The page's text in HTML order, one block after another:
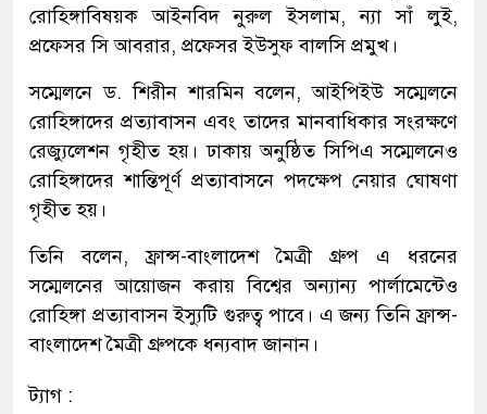
রোহিঙ্গাবিষয়ক আইনবিদ নুরুল ইসলাম, ন্যা সাঁ লুই,
প্রফেসর সি আবরার, প্রফেসর ইউসুফ বালসি প্রমুখ।
সম্মেলনে ড. শিরীন শারমিন বলেন, আইপিইউ সম্মেলনে
রোহিঙ্গাদের প্রত্যাবাসন এবং তাদের মানবাধিকার সংরক্ষণে
রেজ্যুলেশন গৃহীত হয়। ঢাকায় অনুষ্ঠিত সিপিএ সম্মেলনেও
রোহিঙ্গাদের শান্তিপূর্ণ প্রত্যাবাসনে পদক্ষেপ নেয়ার ঘোষণা
গৃহীত হয়।
তিনি বলেন, ফ্রান্স-বাংলাদেশ মৈত্রী গ্রুপ এ ধরনের
সম্মেলনের আয়োজন করায় বিশ্বের অন্যান্য পার্লামেন্টেও
রোহিঙ্গা প্রত্যাবাসন ইস্যুটি গুরুত্ব পাবে। এ জন্য তিনি ফ্রান্স-
বাংলাদেশ মৈত্রী গ্রুপকে ধন্যবাদ জানান।
ট্যাগ :